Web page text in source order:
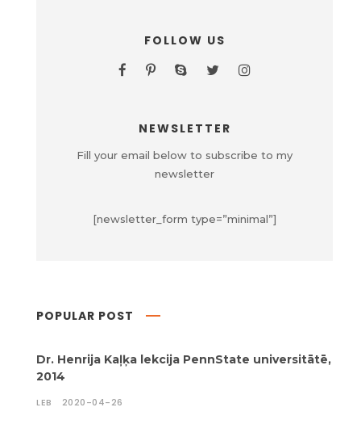
FOLLOW US
NEWSLETTER
Fill your email below to subscribe to my
newsletter
[newsletter_form type=”minimal”]
POPULAR POST
Dr. Henrija Kaļķa lekcija PennState universitātē,
2014
LEB 2020-04-26